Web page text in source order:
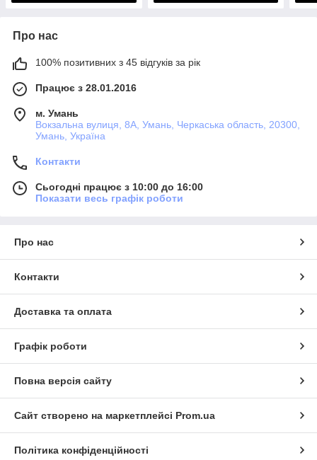
Про нас
100% позитивних з 45 відгуків за рік
Працює з 28.01.2016
м. Умань
Вокзальна вулиця, 8А, Умань, Черкаська область, 20300,
Умань, Україна
Контакти
Сьогодні працює з 10:00 до 16:00
Показати весь графік роботи
Про нас
Контакти
Доставка та оплата
Графік роботи
Повна версія сайту
Сайт створено на маркетплейсі Prom.ua
Політика конфіденційності